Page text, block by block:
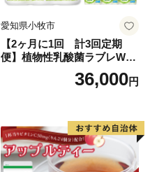
愛知県小牧市
【2ヶ月に1回 計3回定期
便】植物性乳酸菌ラブレW
プレーン36本（計108本）
36,000円